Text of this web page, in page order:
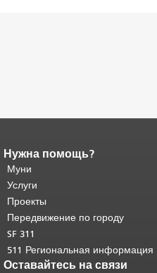
Конец содержимого
страницы.
страницы повторяется на каждой
странице.
основного содержимого .
Нужна помощь?
Муни
Услуги
Проекты
Передвижение по городу
SF 311
511 Региональная информация
Оставайтесь на связи